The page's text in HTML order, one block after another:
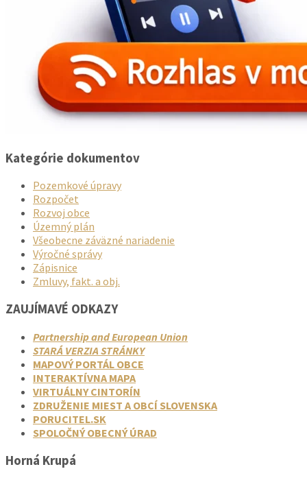
Kategórie dokumentov
Pozemkové úpravy
Rozpočet
Rozvoj obce
Územný plán
Všeobecne záväzné nariadenie
Výročné správy
Zápisnice
Zmluvy, fakt. a obj.
ZAUJÍMAVÉ ODKAZY
Partnership and European Union
STARÁ VERZIA STRÁNKY
MAPOVÝ PORTÁL OBCE
INTERAKTÍVNA MAPA
VIRTUÁLNY CINTORÍN
ZDRUŽENIE MIEST A OBCÍ SLOVENSKA
PORUCITEL.SK
SPOLOČNÝ OBECNÝ ÚRAD
Horná Krupá